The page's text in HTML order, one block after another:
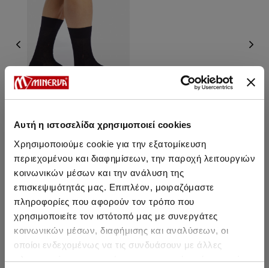
Αυτή η ιστοσελίδα χρησιμοποιεί cookies
Χρησιμοποιούμε cookie για την εξατομίκευση
περιεχομένου και διαφημίσεων, την παροχή λειτουργιών
κοινωνικών μέσων και την ανάλυση της
επισκεψιμότητάς μας. Επιπλέον, μοιραζόμαστε
πληροφορίες που αφορούν τον τρόπο που
χρησιμοποιείτε τον ιστότοπό μας με συνεργάτες
κοινωνικών μέσων, διαφήμισης και αναλύσεων, οι
οποίοι ενδεχομένως να τις συνδυάσουν με άλλες
πληροφορίες που τους έχετε παραχωρήσει ή τις οποίες
Ανδρικές Κάλτσες από
100% βαμβάκι
5,40 €4,55 € -16%
Μπορεί να σου αρέσει επίσης